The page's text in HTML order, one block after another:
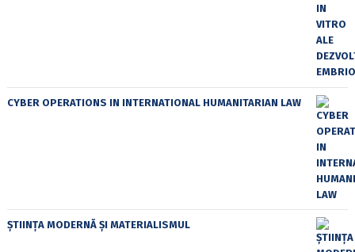
CYBER OPERATIONS IN INTERNATIONAL HUMANITARIAN LAW
ȘTIINȚA MODERNĂ ȘI MATERIALISMUL